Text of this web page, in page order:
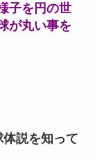
子を円の世
が丸い事を
説を知って